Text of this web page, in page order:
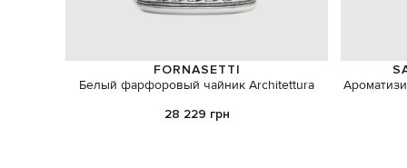
FORNASETTI
Белый фарфоровый чайник Architettura
28 229 грн